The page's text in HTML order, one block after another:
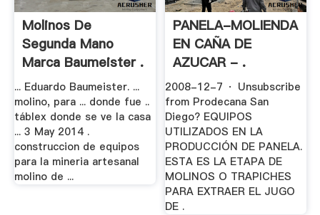
Molinos De
Segunda Mano
Marca Baumeister .
... Eduardo Baumeister. ...
molino, para ... donde fue ..
táblex donde se ve la casa
... 3 May 2014 .
construccion de equipos
para la mineria artesanal
molino de ...
PANELA-MOLIENDA
EN CAÑA DE
AZUCAR - .
2008-12-7 · Unsubscribe
from Prodecana San
Diego? EQUIPOS
UTILIZADOS EN LA
PRODUCCIÓN DE PANELA.
ESTA ES LA ETAPA DE
MOLINOS O TRAPICHES
PARA EXTRAER EL JUGO
DE .